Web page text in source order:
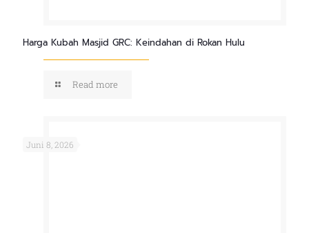
Harga Kubah Masjid GRC: Keindahan di Rokan Hulu
Read more
Juni 8, 2026